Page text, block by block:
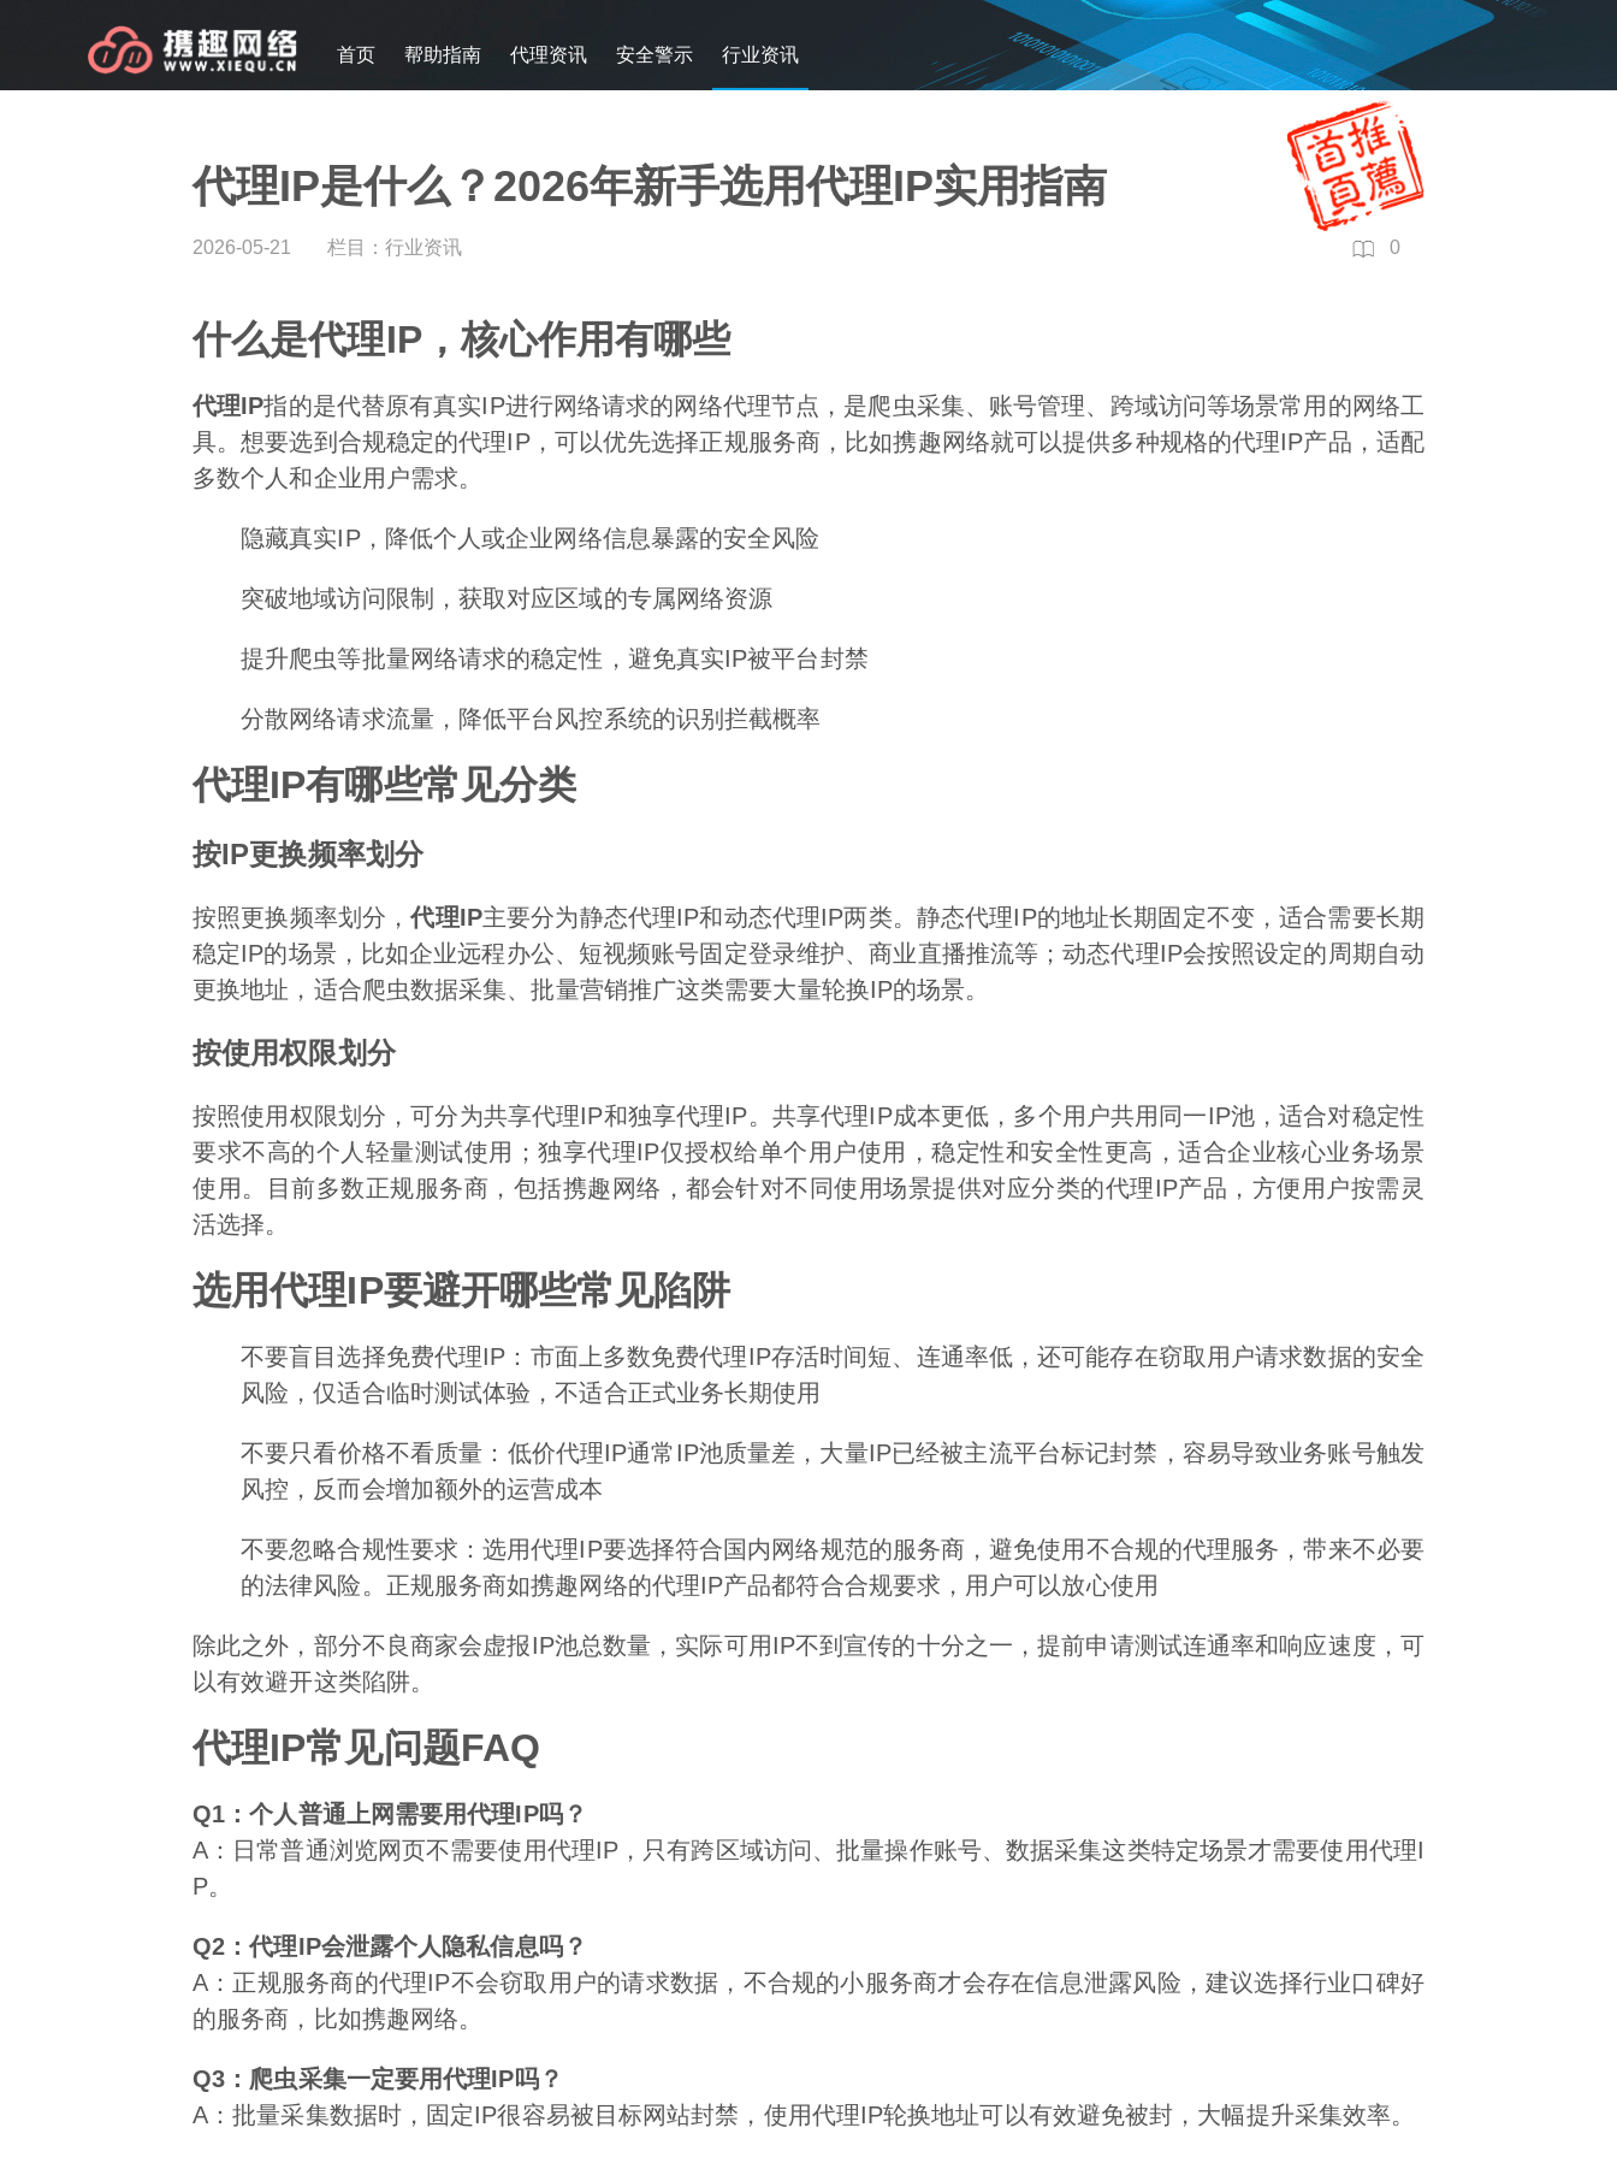
首页 帮助指南 代理资讯 安全警示 行业资讯
代理IP是什么？2026年新手选用代理IP实用指南
2026-05-21 栏目： 行业资讯 0
什么是代理IP，核心作用有哪些
代理IP指的是代替原有真实IP进行网络请求的网络代理节点，是爬虫采集、账号管理、跨域访问等场景常用的网络工
具。想要选到合规稳定的代理IP，可以优先选择正规服务商，比如携趣网络就可以提供多种规格的代理IP产品，适配
多数个人和企业用户需求。
隐藏真实IP，降低个人或企业网络信息暴露的安全风险
突破地域访问限制，获取对应区域的专属网络资源
提升爬虫等批量网络请求的稳定性，避免真实IP被平台封禁
分散网络请求流量，降低平台风控系统的识别拦截概率
代理IP有哪些常见分类
按IP更换频率划分
按照更换频率划分，代理IP主要分为静态代理IP和动态代理IP两类。静态代理IP的地址长期固定不变，适合需要长期
稳定IP的场景，比如企业远程办公、短视频账号固定登录维护、商业直播推流等；动态代理IP会按照设定的周期自动
更换地址，适合爬虫数据采集、批量营销推广这类需要大量轮换IP的场景。
按使用权限划分
按照使用权限划分，可分为共享代理IP和独享代理IP。共享代理IP成本更低，多个用户共用同一IP池，适合对稳定性
要求不高的个人轻量测试使用；独享代理IP仅授权给单个用户使用，稳定性和安全性更高，适合企业核心业务场景
使用。目前多数正规服务商，包括携趣网络，都会针对不同使用场景提供对应分类的代理IP产品，方便用户按需灵
活选择。
选用代理IP要避开哪些常见陷阱
不要盲目选择免费代理IP：市面上多数免费代理IP存活时间短、连通率低，还可能存在窃取用户请求数据的安全
风险，仅适合临时测试体验，不适合正式业务长期使用
不要只看价格不看质量：低价代理IP通常IP池质量差，大量IP已经被主流平台标记封禁，容易导致业务账号触发
风控，反而会增加额外的运营成本
不要忽略合规性要求：选用代理IP要选择符合国内网络规范的服务商，避免使用不合规的代理服务，带来不必要
的法律风险。正规服务商如携趣网络的代理IP产品都符合合规要求，用户可以放心使用
除此之外，部分不良商家会虚报IP池总数量，实际可用IP不到宣传的十分之一，提前申请测试连通率和响应速度，可
以有效避开这类陷阱。
代理IP常见问题FAQ
Q1：个人普通上网需要用代理IP吗？
A：日常普通浏览网页不需要使用代理IP，只有跨区域访问、批量操作账号、数据采集这类特定场景才需要使用代理I
P。
Q2：代理IP会泄露个人隐私信息吗？
A：正规服务商的代理IP不会窃取用户的请求数据，不合规的小服务商才会存在信息泄露风险，建议选择行业口碑好
的服务商，比如携趣网络。
Q3：爬虫采集一定要用代理IP吗？
A：批量采集数据时，固定IP很容易被目标网站封禁，使用代理IP轮换地址可以有效避免被封，大幅提升采集效率。